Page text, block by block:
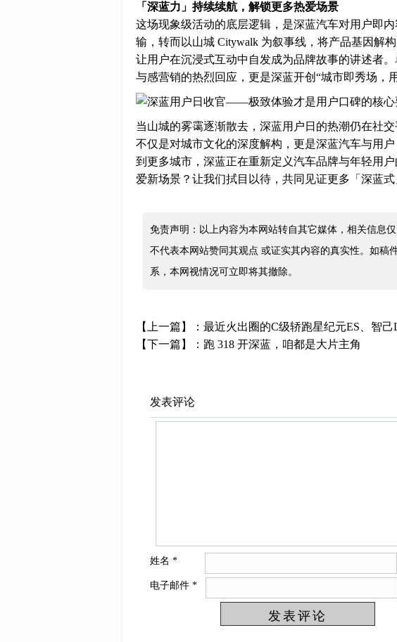
「深蓝力」持续续航，解锁更多热爱场景
这场现象级活动的底层逻辑，是深蓝汽车对用户即
输，转而以山城 Citywalk 为叙事线，将产品基因解
让用户在沉浸式互动中自发成为品牌故事的讲述者
与感营销的热烈回应，更是深蓝开创“城市即秀场，
当山城的雾霭逐渐散去，深蓝用户日的热潮仍在社
不仅是对城市文化的深度解构，更是深蓝汽车与用
到更多城市，深蓝正在重新定义汽车品牌与年轻用
爱新场景？让我们拭目以待，共同见证更多「深蓝式
免责声明：以上内容为本网站转自其它媒体，相关信息
不代表本网站赞同其观点 或证实其内容的真实性。如稿
系，本网视情况可立即将其撤除。
【上一篇】： 最近火出圈的C级轿跑星纪元ES、智
【下一篇】： 跑 318 开深蓝，咱都是大片主角
发表评论
姓名 *
电子邮件 *